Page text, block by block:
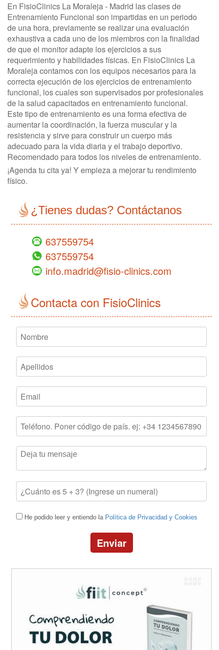
En FisioClinics La Moraleja - Madrid las clases de
Entrenamiento Funcional son impartidas en un periodo
de una hora, previamente se realizar una evaluación
exhaustiva a cada uno de los miembros con la finalidad
de que el monitor adapte los ejercicios a sus
requerimiento y habilidades físicas. En FisioClinics La
Moraleja contamos con los equipos necesarios para la
correcta ejecución de los ejercicios de entrenamiento
funcional, los cuales son supervisados por profesionales
de la salud capacitados en entrenamiento funcional.
Este tipo de entrenamiento es una forma efectiva de
aumentar la coordinación, la fuerza muscular y la
resistencia y sirve para construir un cuerpo más
adecuado para la vida diaria y el trabajo deportivo.
Recomendado para todos los niveles de entrenamiento.
¡Agenda tu cita ya! Y empieza a mejorar tu rendimiento
físico.
¿Tienes dudas? Contáctanos
637559754
637559754
info.madrid@fisio-clinics.com
Contacta con FisioClinics
He podido leer y entiendo la Política de Privacidad y Cookies
Enviar